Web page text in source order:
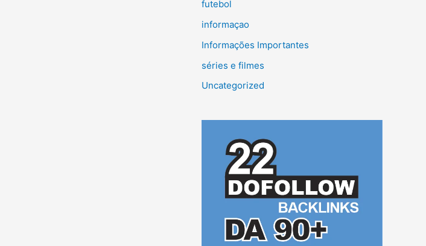
futebol
informaçao
Informações Importantes
séries e filmes
Uncategorized